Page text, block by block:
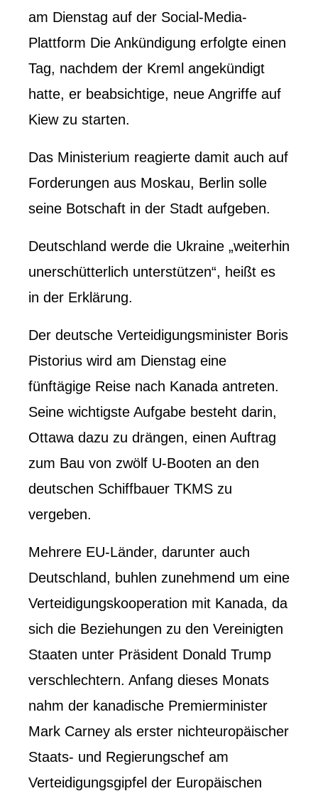
am Dienstag auf der Social-Media-
Plattform Die Ankündigung erfolgte einen
Tag, nachdem der Kreml angekündigt
hatte, er beabsichtige, neue Angriffe auf
Kiew zu starten.
Das Ministerium reagierte damit auch auf
Forderungen aus Moskau, Berlin solle
seine Botschaft in der Stadt aufgeben.
Deutschland werde die Ukraine „weiterhin
unerschütterlich unterstützen“, heißt es
in der Erklärung.
Der deutsche Verteidigungsminister Boris
Pistorius wird am Dienstag eine
fünftägige Reise nach Kanada antreten.
Seine wichtigste Aufgabe besteht darin,
Ottawa dazu zu drängen, einen Auftrag
zum Bau von zwölf U-Booten an den
deutschen Schiffbauer TKMS zu
vergeben.
Mehrere EU-Länder, darunter auch
Deutschland, buhlen zunehmend um eine
Verteidigungskooperation mit Kanada, da
sich die Beziehungen zu den Vereinigten
Staaten unter Präsident Donald Trump
verschlechtern. Anfang dieses Monats
nahm der kanadische Premierminister
Mark Carney als erster nichteuropäischer
Staats- und Regierungschef am
Verteidigungsgipfel der Europäischen